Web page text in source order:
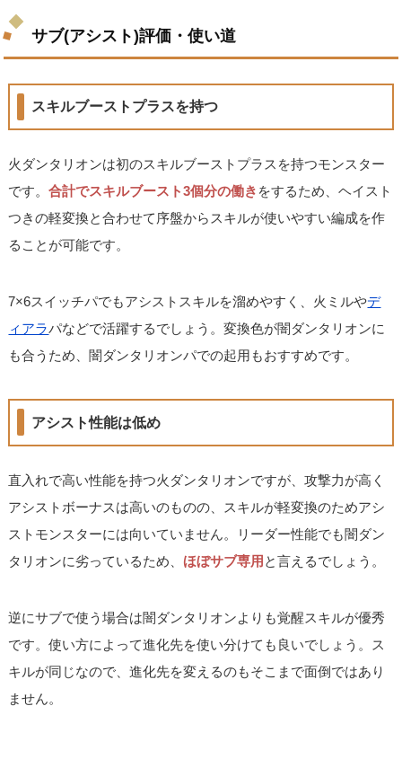
サブ(アシスト)評価・使い道
スキルブーストプラスを持つ
火ダンタリオンは初のスキルブーストプラスを持つモンスター
です。合計でスキルブースト3個分の働き をするため、ヘイスト
つきの軽変換と合わせて序盤からスキルが使いやすい編成を作
ることが可能です。
7×6スイッチパでもアシストスキルを溜めやすく、火ミルやデ
ィアラパなどで活躍するでしょう。変換色が闇ダンタリオンに
も合うため、闇ダンタリオンパでの起用もおすすめです。
アシスト性能は低め
直入れで高い性能を持つ火ダンタリオンですが、攻撃力が高く
アシストボーナスは高いのものの、スキルが軽変換のためアシ
ストモンスターには向いていません。リーダー性能でも闇ダン
タリオンに劣っているため、 ほぼサブ専用 と言えるでしょう。
逆にサブで使う場合は闇ダンタリオンよりも覚醒スキルが優秀
です。使い方によって進化先を使い分けても良いでしょう。ス
キルが同じなので、進化先を変えるのもそこまで面倒ではあり
ません。